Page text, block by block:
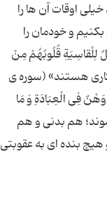
اوقات آن ها را
و خودمان را
لِلْقاسِیَةِ قُلُوبُهُمْ مِنْ
هستند» (سوره ی
وَهْنٌ فِی الْعِبَادَةِ وَ مَا
هم بدنی و هم
بنده ای به عقوبتی